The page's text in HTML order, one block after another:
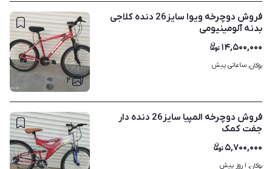
۲
فروش دوچرخه ویوا سایز26 دنده کلاجی
بدنه آلومینیومی
۱۴,۵۰۰,۰۰۰
بوکان، ساعاتی پیش
فروش دوچرخه المپیا سایز26 دنده دار
جفت کمک
۵,۷۰۰,۰۰۰
بوکان، ۱ روز پیش